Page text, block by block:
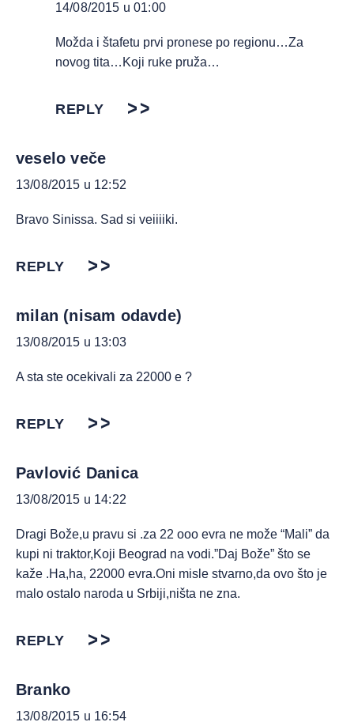
14/08/2015 u 01:00
Možda i štafetu prvi pronese po regionu…Za
novog tita…Koji ruke pruža…
REPLY
veselo veče
13/08/2015 u 12:52
Bravo Sinissa. Sad si veiiiiki.
REPLY
milan (nisam odavde)
13/08/2015 u 13:03
A sta ste ocekivali za 22000 e ?
REPLY
Pavlović Danica
13/08/2015 u 14:22
Dragi Bože,u pravu si .za 22 ooo evra ne može “Mali” da
kupi ni traktor,Koji Beograd na vodi.”Daj Bože” što se
kaže .Ha,ha, 22000 evra.Oni misle stvarno,da ovo što je
malo ostalo naroda u Srbiji,ništa ne zna.
REPLY
Branko
13/08/2015 u 16:54